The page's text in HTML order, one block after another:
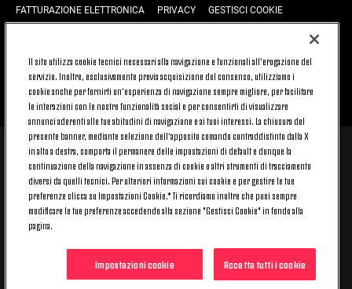
FATTURAZIONE ELETTRONICA PRIVACY GESTISCI COOKIE
TORNA SU
© 2026 Juventus Football Club S.p.A.
Juventus Football Club S.p.A. Via Druento, 175 10151 Torino - Italia;
CONTACT CENTER (+39) 011.45.30.486. Il servizio è attivo dal lunedì al
venerdì (9-20) e il sabato (9-15), festivi esclusi.
Il costo del servizio varia in base al piano tariffario sottoscritto con il
proprio operatore telefonico e non prevede alcun costo aggiuntivo.
Il sito utilizza cookie tecnici necessari alla navigazione e funzionali all’erogazione del
servizio. Inoltre, esclusivamente previa acquisizione del consenso, utilizziamo i
cookie anche per fornirti un’esperienza di navigazione sempre migliore, per facilitare
le interazioni con le nostre funzionalità social e per consentirti di visualizzare
annunci aderenti alle tue abitudini di navigazione e ai tuoi interessi. La chiusura del
presente banner, mediante selezione dell’apposito comando contraddistinto dalla X
in alto a destra, comporta il permanere delle impostazioni di default e dunque la
continuazione della navigazione in assenza di cookie o altri strumenti di tracciamento
diversi da quelli tecnici. Per ulteriori informazioni sui cookie e per gestire le tue
preferenze clicca su Impostazioni Cookie.* Ti ricordiamo inoltre che puoi sempre
modificare le tue preferenze accedendo alla sezione "Gestisci Cookie" in fondo alla
pagina.
Accetta tutti i cookie
Impostazioni cookie